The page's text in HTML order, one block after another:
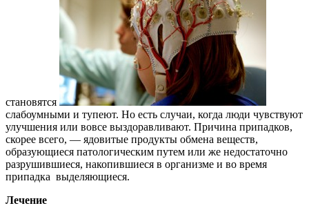
становятся
слабоумными и тупеют. Но есть случаи, когда люди чувствуют
улучшения или вовсе выздоравливают. Причина припадков,
скорее всего, — ядовитые продукты обмена веществ,
образующиеся патологическим путем или же недостаточно
разрушившиеся, накопившиеся в организме и во время
припадка выделяющиеся.
Лечение